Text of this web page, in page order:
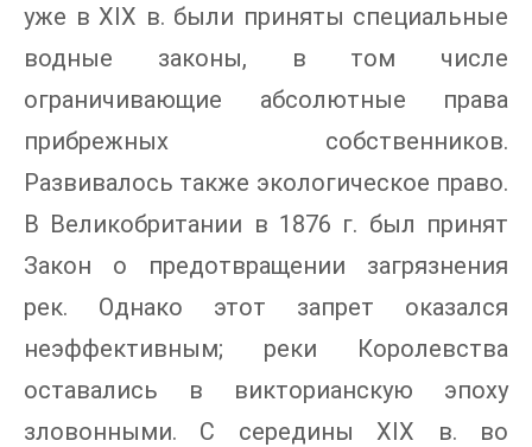
уже в XIX в. были приняты специальные
водные законы, в том числе
ограничивающие абсолютные права
прибрежных собственников.
Развивалось также экологическое право.
В Великобритании в 1876 г. был принят
Закон о предотвращении загрязнения
рек. Однако этот запрет оказался
неэффективным; реки Королевства
оставались в викторианскую эпоху
зловонными. С середины XIX в. во